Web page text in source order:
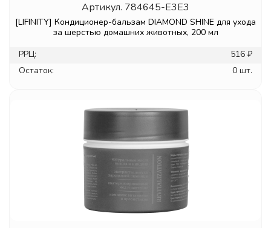
Артикул. 784645-E3E3
[LIFINITY] Кондиционер-бальзам DIAMOND SHINE для ухода
за шерстью домашних животных, 200 мл
РРЦ:
516 ₽
Остаток:
0 шт.